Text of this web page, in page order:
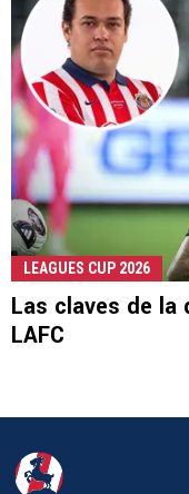
LEAGUES CUP 2026
Las claves de la
LAFC